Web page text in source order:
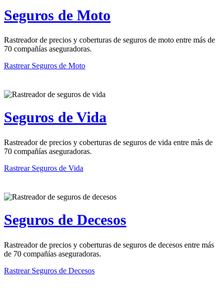
Seguros de Moto
Rastreador de precios y coberturas de seguros de moto entre más de
70 compañías aseguradoras.
Rastrear Seguros de Moto
Seguros de Vida
Rastreador de precios y coberturas de seguros de vida entre más de
70 compañías aseguradoras.
Rastrear Seguros de Vida
Seguros de Decesos
Rastreador de precios y coberturas de seguros de decesos entre más
de 70 compañías aseguradoras.
Rastrear Seguros de Decesos